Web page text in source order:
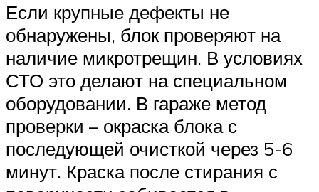
Если крупные дефекты не
обнаружены, блок проверяют на
наличие микротрещин. В условиях
СТО это делают на специальном
оборудовании. В гараже метод
проверки – окраска блока с
последующей очисткой через 5-6
минут. Краска после стирания с